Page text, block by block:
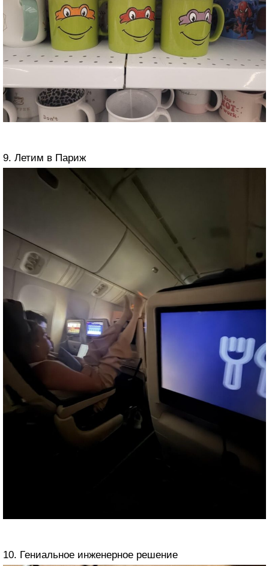
9. Летим в Париж
10. Гениальное инженерное решение